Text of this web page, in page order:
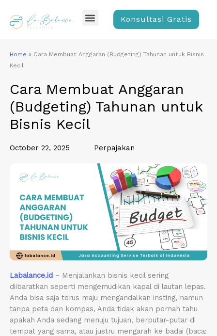
content
Menu Konsultasi Gratis
Home » Cara Membuat Anggaran (Budgeting) Tahunan untuk Bisnis
Kecil
Cara Membuat Anggaran
(Budgeting) Tahunan untuk
Bisnis Kecil
October 22, 2025 Perpajakan
Labalance.id – Menjalankan bisnis kecil sering
diibaratkan seperti mengemudikan kapal di lautan lepas.
Anda bisa saja terus maju mengandalkan insting, namun
tanpa peta dan kompas, Anda tidak akan pernah tahu
apakah Anda sedang menuju tujuan, berputar-putar di
tempat yang sama, atau justru mengarah ke badai (baca: